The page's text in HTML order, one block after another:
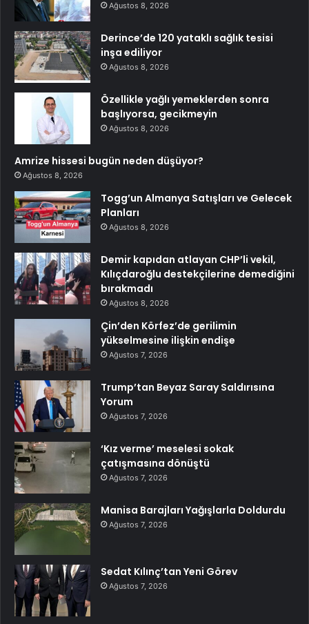
Ağustos 8, 2026
Derince’de 120 yataklı sağlık tesisi
inşa ediliyor
Ağustos 8, 2026
Özellikle yağlı yemeklerden sonra
başlıyorsa, gecikmeyin
Ağustos 8, 2026
Amrize hissesi bugün neden düşüyor?
Ağustos 8, 2026
Togg’un Almanya Satışları ve Gelecek
Planları
Ağustos 8, 2026
Demir kapıdan atlayan CHP’li vekil,
Kılıçdaroğlu destekçilerine demediğini
bırakmadı
Ağustos 8, 2026
Çin’den Körfez’de gerilimin
yükselmesine ilişkin endişe
Ağustos 7, 2026
Trump’tan Beyaz Saray Saldırısına
Yorum
Ağustos 7, 2026
‘Kız verme’ meselesi sokak
çatışmasına dönüştü
Ağustos 7, 2026
Manisa Barajları Yağışlarla Doldurdu
Ağustos 7, 2026
Sedat Kılınç’tan Yeni Görev
Ağustos 7, 2026